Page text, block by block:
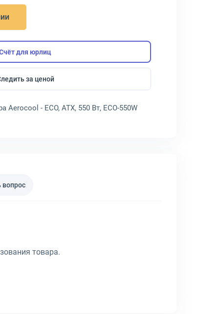
для юрлиц
за ценой
- ECO, ATX, 550 Вт, ECO-550W
вопрос
товара.